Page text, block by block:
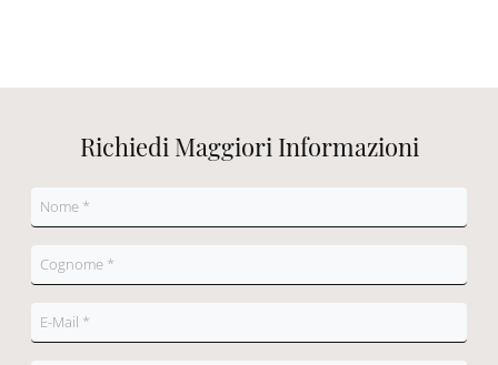
Richiedi Maggiori Informazioni